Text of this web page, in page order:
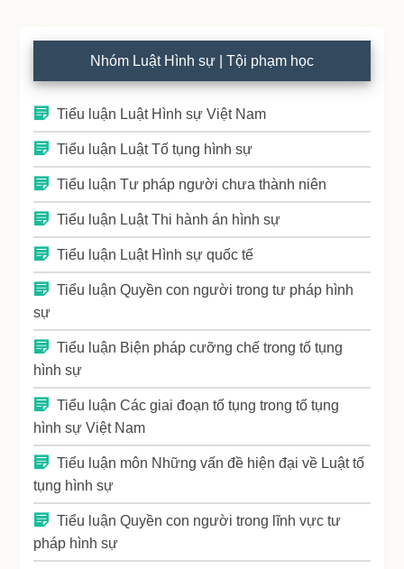
Nhóm Luật Hình sự | Tội phạm học
Tiểu luận Luật Hình sự Việt Nam
Tiểu luận Luật Tố tụng hình sự
Tiểu luận Tư pháp người chưa thành niên
Tiểu luận Luật Thi hành án hình sự
Tiểu luận Luật Hình sự quốc tế
Tiểu luận Quyền con người trong tư pháp hình
sự
Tiểu luận Biện pháp cưỡng chế trong tố tụng
hình sự
Tiểu luận Các giai đoạn tố tụng trong tố tụng
hình sự Việt Nam
Tiểu luận môn Những vấn đề hiện đại về Luật tố
tụng hình sự
Tiểu luận Quyền con người trong lĩnh vực tư
pháp hình sự